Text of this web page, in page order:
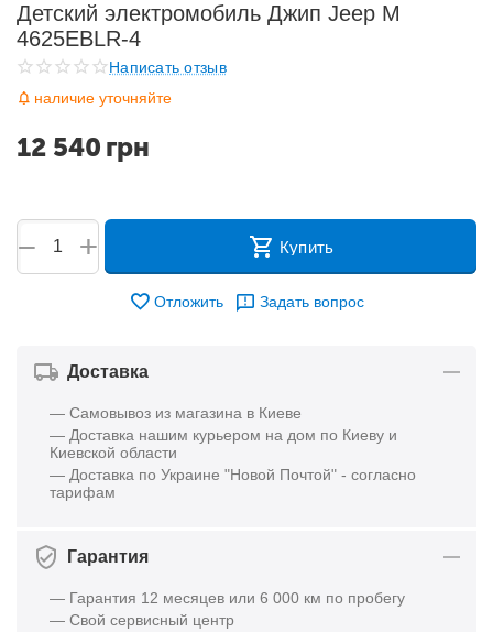
Детский электромобиль Джип Jeep M
4625EBLR-4
Написать отзыв
наличие уточняйте
12 540 грн
+
− Купить
Отложить Задать вопрос
Доставка
— Самовывоз из магазина в Киеве
— Доставка нашим курьером на дом по Киеву и
Киевской области
— Доставка по Украине "Новой Почтой" - согласно
тарифам
Гарантия
— Гарантия 12 месяцев или 6 000 км по пробегу
— Свой сервисный центр